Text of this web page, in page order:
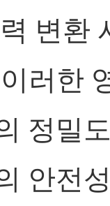
변환
러한
정밀
안전